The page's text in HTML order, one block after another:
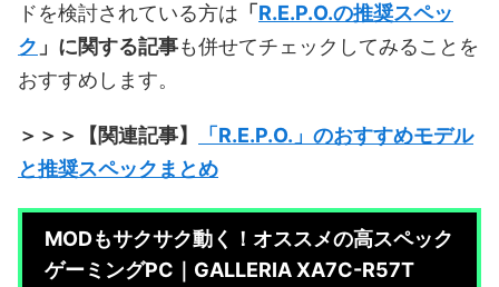
ドを検討されている方は 「 R.E.P.O.の推奨スペッ
ク 」に関する記事も併せてチェックしてみることを
おすすめします。
＞＞＞【関連記事】
「R.E.P.O.」のおすすめモデル
と推奨スペックまとめ
MODもサクサク動く！オススメの高スペック
ゲーミングPC｜GALLERIA XA7C-R57T